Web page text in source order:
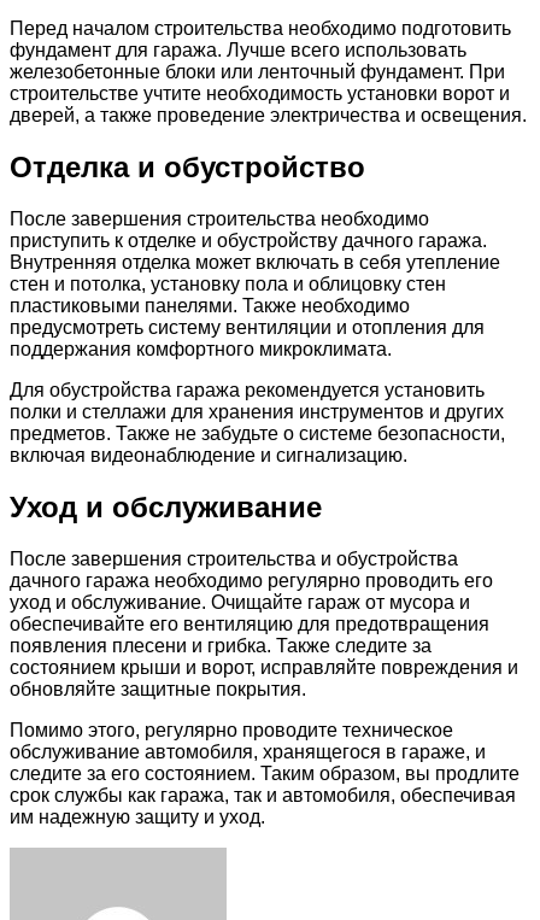
Перед началом строительства необходимо подготовить
фундамент для гаража. Лучше всего использовать
железобетонные блоки или ленточный фундамент. При
строительстве учтите необходимость установки ворот и
дверей, а также проведение электричества и освещения.
Отделка и обустройство
После завершения строительства необходимо
приступить к отделке и обустройству дачного гаража.
Внутренняя отделка может включать в себя утепление
стен и потолка, установку пола и облицовку стен
пластиковыми панелями. Также необходимо
предусмотреть систему вентиляции и отопления для
поддержания комфортного микроклимата.
Для обустройства гаража рекомендуется установить
полки и стеллажи для хранения инструментов и других
предметов. Также не забудьте о системе безопасности,
включая видеонаблюдение и сигнализацию.
Уход и обслуживание
После завершения строительства и обустройства
дачного гаража необходимо регулярно проводить его
уход и обслуживание. Очищайте гараж от мусора и
обеспечивайте его вентиляцию для предотвращения
появления плесени и грибка. Также следите за
состоянием крыши и ворот, исправляйте повреждения и
обновляйте защитные покрытия.
Помимо этого, регулярно проводите техническое
обслуживание автомобиля, хранящегося в гараже, и
следите за его состоянием. Таким образом, вы продлите
срок службы как гаража, так и автомобиля, обеспечивая
им надежную защиту и уход.